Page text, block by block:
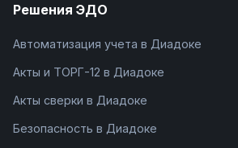
Решения ЭДО
Автоматизация учета в Диадоке
Акты и ТОРГ-12 в Диадоке
Акты сверки в Диадоке
Безопасность в Диадоке